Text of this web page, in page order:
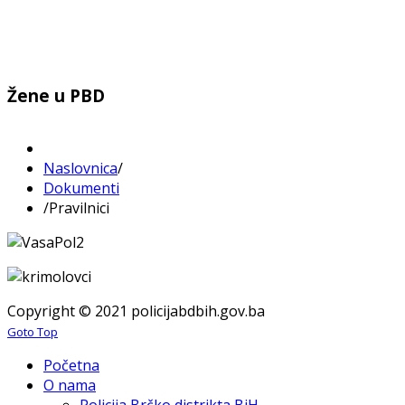
Žene u PBD
Naslovnica/
Dokumenti
/Pravilnici
Copyright © 2021 policijabdbih.gov.ba
Goto Top
Početna
O nama